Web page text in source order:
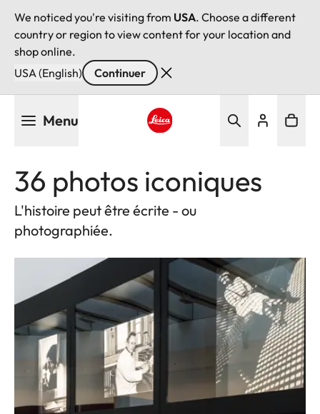
We noticed you're visiting from USA. Choose a different
country or region to view content for your location and
shop online.
USA (English)
Continuer
Menu
36 photos iconiques
L'histoire peut être écrite - ou
photographiée.